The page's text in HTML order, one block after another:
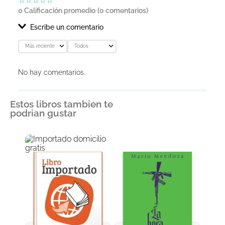
0 Calificación promedio (0 comentarios)
Escribe un comentario
Agregar comentario
★★★★★
Tu nombre
Dirección de email
Más reciente Todos
No hay comentarios.
Estos libros tambien te
podrian gustar